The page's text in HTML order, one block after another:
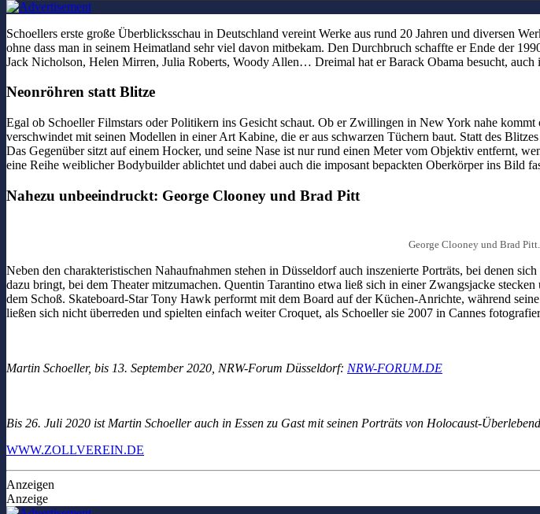
Schoellers erste große Überblicksschau in Deutschland vereint Werke aus rund 20 Jahren und diversen
ohne dass man in seinem Heimatland sehr viel davon mitbekam. Den Durchbruch schaffte er Ende der
Jack Nicholson, Helen Mirren, Julia Roberts, Woody Allen… Dreimal hat er Barack Obama besucht,
Neonröhren statt Blitze
Egal ob Schoeller Filmstars oder Politikern ins Gesicht schaut. Ob er Zwillingen in New York nahe
verschwindet mit seinen Modellen in einer Art Kabine, die er aus schwarzen Tüchern baut. Statt des
Das Gegenüber sitzt auf einem Hocker, und seine Nase ist nur rund einen Meter vom Objektiv entfernt,
eine Reihe weiblicher Bodybuilder ablichtet und dabei auch die imposant bepackten Oberkörper ins Bild
Nahezu unbeeindruckt: George Clooney und Brad Pitt
George Clooney und Brad
Neben den charakteristischen Nahaufnahmen stehen in Düsseldorf auch inszenierte Porträts, bei denen
dazu bringt, bei dem Theater mitzumachen. Quentin Tarantino etwa ließ sich in einer Zwangsjacke
dem Schoß. Skateboard-Star Tony Hawk performt mit dem Board auf der Küchen-Anrichte, während
ließen sich nicht überreden und spielten einfach weiter Croquet, als Schoeller sie 2007 in Cannes
Martin Schoeller, bis 13. September 2020, NRW-Forum Düsseldorf: NRW-FORUM.DE
Bis 26. Juli 2020 ist Martin Schoeller auch in Essen zu Gast mit seinen Porträts von Holocaust-
WWW.ZOLLVEREIN.DE
Anzeigen
Anzeige